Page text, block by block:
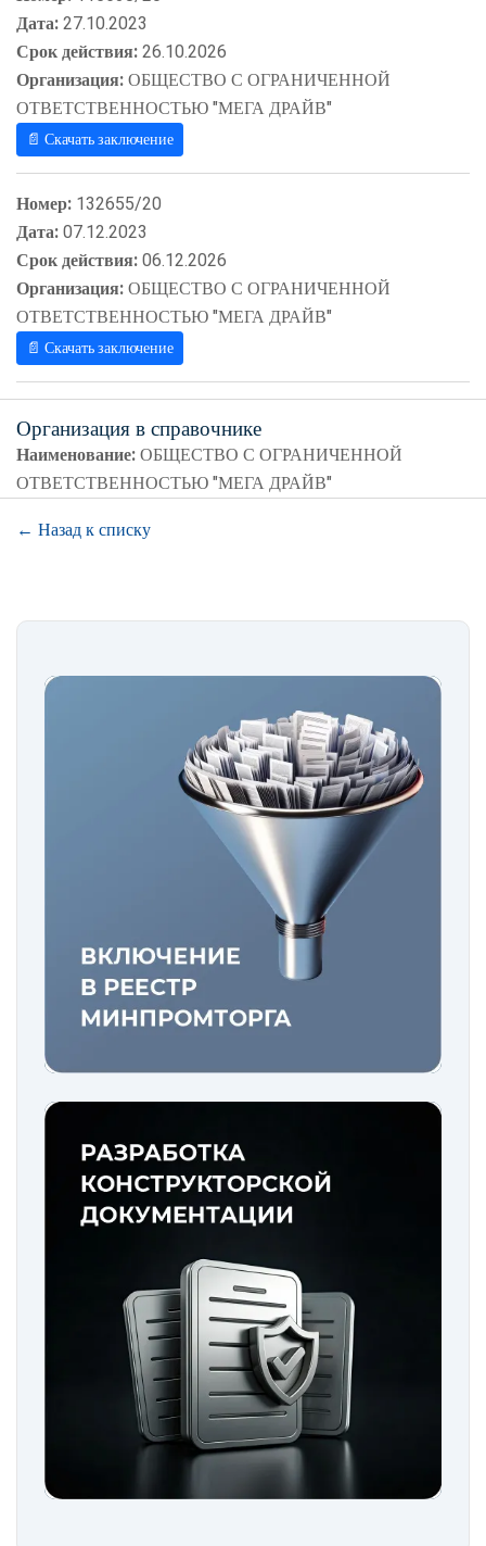
Дата:27.10.2023
Срок действия:26.10.2026
Организация:ОБЩЕСТВО С ОГРАНИЧЕННОЙ
ОТВЕТСТВЕННОСТЬЮ "МЕГА ДРАЙВ"
📄 Скачать заключение
Номер: 132655/20
Дата:07.12.2023
Срок действия:06.12.2026
Организация:ОБЩЕСТВО С ОГРАНИЧЕННОЙ
ОТВЕТСТВЕННОСТЬЮ "МЕГА ДРАЙВ"
📄 Скачать заключение
Организация в справочнике
Наименование:ОБЩЕСТВО С ОГРАНИЧЕННОЙ
ОТВЕТСТВЕННОСТЬЮ "МЕГА ДРАЙВ"
← Назад к списку